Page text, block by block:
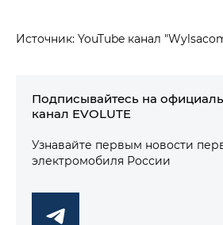
Источник: YouTube канал
Подписывайтесь на
канал EVOLUTE
Узнавайте первым новости
электромобиля России